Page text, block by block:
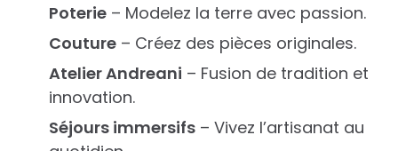
Poterie – Modelez la terre avec passion.
Couture – Créez des pièces originales.
Atelier Andreani – Fusion de tradition et
innovation.
Séjours immersifs – Vivez l’artisanat au